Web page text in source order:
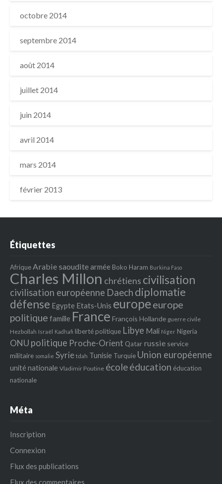
octobre 2014
septembre 2014
août 2014
juillet 2014
juin 2014
avril 2014
mars 2014
février 2013
Étiquettes
AfriqueArabie saoudite armée Boko Haram Burkina Faso
Charles Millon chrétiens civilisation
civilisation européenne Daech diplomatie
défense Egypte Etats‐Unis europeeurope
politique famille France François Hollande guerre civile
Hezbollah Israël Kadhafi liberté politique Libye Mali Niger Nigeria
ONU politique Proche-Orient Qatar russie service
militaire somalie Syrie tdah Tunisie Turquie Union européenne
unité nationale Vladimir Poutine écoleéducation éducation
nationale
Méta
Inscription
Connexion
Flux des publications
Flux des commentaires